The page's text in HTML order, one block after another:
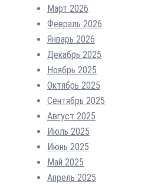
Март 2026
Февраль 2026
Январь 2026
Декабрь 2025
Ноябрь 2025
Октябрь 2025
Сентябрь 2025
Август 2025
Июль 2025
Июнь 2025
Май 2025
Апрель 2025